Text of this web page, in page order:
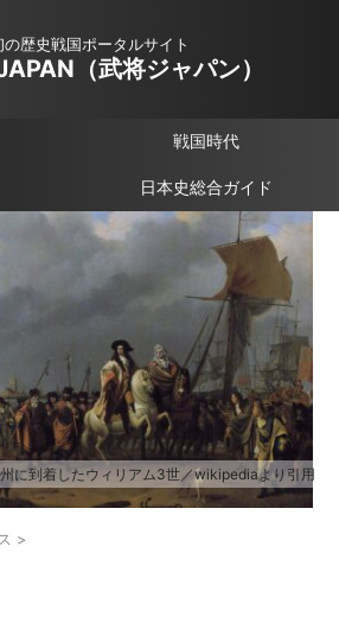
の歴史戦国ポータルサイト
（武将ジャパン）
戦国時代
日本史総合ガイド
に到着したウィリアム3世／wikipediaより引用
>